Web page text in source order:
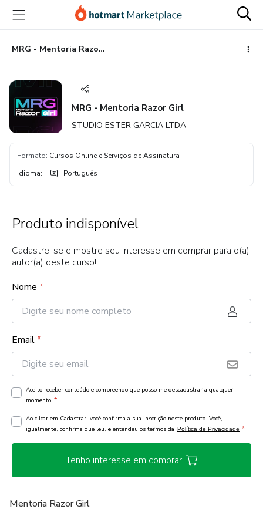
para
conteúdo
principal
para
pagamento
para
rodapé
MRG - Mentoria Razor Girl
MRG - Mentoria Razor Girl
STUDIO ESTER GARCIA LTDA
Formato: Cursos Online e Serviços de Assinatura
Idioma: Português
Produto indisponível
Cadastre-se e mostre seu interesse em comprar para o(a)
autor(a) deste curso!
Nome *
Email*
Aceito receber conteúdo e compreendo que posso me descadastrar a qualquer
momento. *
Ao clicar em Cadastrar, você confirma a sua inscrição neste produto. Você,
igualmente, confirma que leu, e entendeu os termos da Política de Privacidade *
Tenho interesse em comprar!
Mentoria Razor Girl